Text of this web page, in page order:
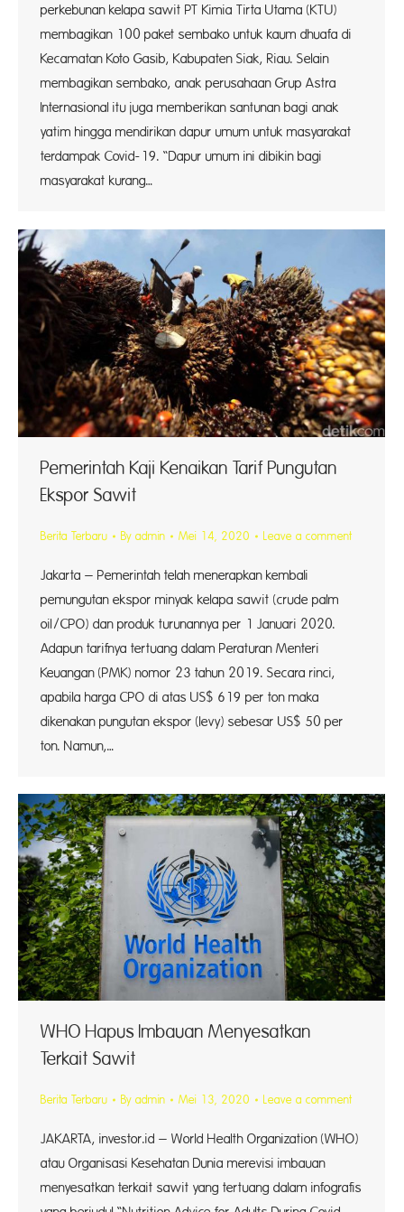
perkebunan kelapa sawit PT Kimia Tirta Utama (KTU)
membagikan 100 paket sembako untuk kaum dhuafa di
Kecamatan Koto Gasib, Kabupaten Siak, Riau. Selain
membagikan sembako, anak perusahaan Grup Astra
Internasional itu juga memberikan santunan bagi anak
yatim hingga mendirikan dapur umum untuk masyarakat
terdampak Covid-19. “Dapur umum ini dibikin bagi
masyarakat kurang…
Pemerintah Kaji Kenaikan Tarif Pungutan
Ekspor Sawit
Berita Terbaru By admin Mei 14, 2020 Leave a comment
Jakarta – Pemerintah telah menerapkan kembali
pemungutan ekspor minyak kelapa sawit (crude palm
oil/CPO) dan produk turunannya per 1 Januari 2020.
Adapun tarifnya tertuang dalam Peraturan Menteri
Keuangan (PMK) nomor 23 tahun 2019. Secara rinci,
apabila harga CPO di atas US$ 619 per ton maka
dikenakan pungutan ekspor (levy) sebesar US$ 50 per
ton. Namun,…
WHO Hapus Imbauan Menyesatkan
Terkait Sawit
Berita Terbaru By admin Mei 13, 2020 Leave a comment
JAKARTA, investor.id – World Health Organization (WHO)
atau Organisasi Kesehatan Dunia merevisi imbauan
menyesatkan terkait sawit yang tertuang dalam infografis